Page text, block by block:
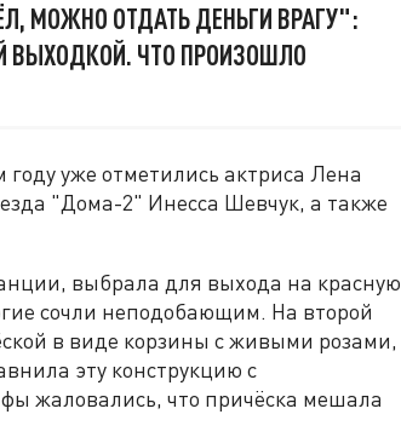
МОЖНО ОТДАТЬ ДЕНЬГИ ВРАГУ":
ВЫХОДКОЙ. ЧТО ПРОИЗОШЛО
уже отметились актриса Лена
"Дома-2" Инесса Шевчук, а также
выбрала для выхода на красную
сочли неподобающим. На второй
в виде корзины с живыми розами,
эту конструкцию с
жаловались, что причёска мешала